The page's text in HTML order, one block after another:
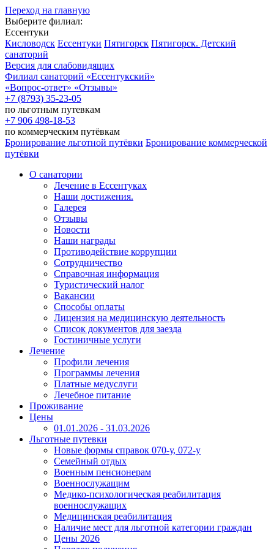
Переход на главную
Выберите филиал:
Ессентуки
Кисловодск Ессентуки Пятигорск Пятигорск. Детский
санаторий
Версия для слабовидящих
Филиал санаторий «Ессентукский»
«Вопрос-ответ» «Отзывы»
+7 (8793) 35-23-05
по льготным путевкам
+7 906 498-18-53
по коммерческим путёвкам
Бронирование льготной путёвки Бронирование коммерческой
путёвки
О санатории
Лечение в Ессентуках
Наши достижения.
Галерея
Отзывы
Новости
Наши награды
Противодействие коррупции
Сотрудничество
Справочная информация
Туристический налог
Вакансии
Способы оплаты
Лицензия на медицинскую деятельность
Список документов для заезда
Гостиничные услуги
Лечение
Профили лечения
Программы лечения
Платные медуслуги
Лечебное питание
Проживание
Цены
01.01.2026 - 31.03.2026
Льготные путевки
Новые формы справок 070-у, 072-у
Семейный отдых
Военным пенсионерам
Военнослужащим
Медико-психологическая реабилитация
военнослужащих
Медицинская реабилитация
Наличие мест для льготной категории граждан
Цены 2026